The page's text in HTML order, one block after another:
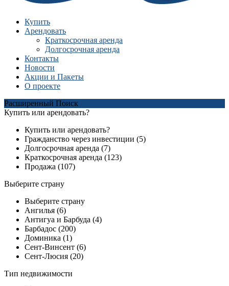
Купить
Арендовать
Краткосрочная аренда
Долгосрочная аренда
Контакты
Новости
Акции и Пакеты
О проекте
Расширенный Поиск
Купить или арендовать?
Купить или арендовать?
Гражданство через инвестиции (5)
Долгосрочная аренда (7)
Краткосрочная аренда (123)
Продажа (107)
Выберите страну
Выберите страну
Ангилья (6)
Антигуа и Барбуда (4)
Барбадос (200)
Доминика (1)
Сент-Винсент (6)
Сент-Люсия (20)
Тип недвижимости